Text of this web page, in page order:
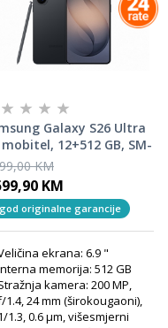
Galaxy S26 Ultra
mobitel, 12+512 GB, SM-
Black
KM
KM
originalne garancije
ekrana: 6.9 "
memorija: 512 GB
kamera: 200 MP,
1.4, 24 mm (širokougaoni),
1.3, 0.6 µm, višesmjerni